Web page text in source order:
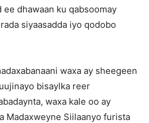
dhawaan ku qabsoomay
siyaasadda iyo qodobo
waxa ay sheegeen
bisaylka reer
waxa kale oo ay
Madaxweyne Siilaanyo furista